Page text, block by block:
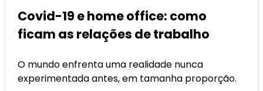
Covid-19 e home office: como
ficam as relações de trabalho
O mundo enfrenta uma realidade nunca
experimentada antes, em tamanha proporção.